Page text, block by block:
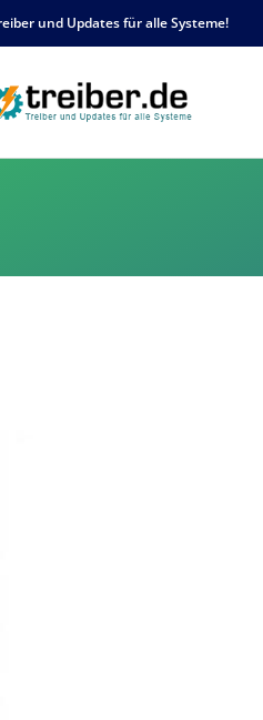
und Updates für alle Systeme!